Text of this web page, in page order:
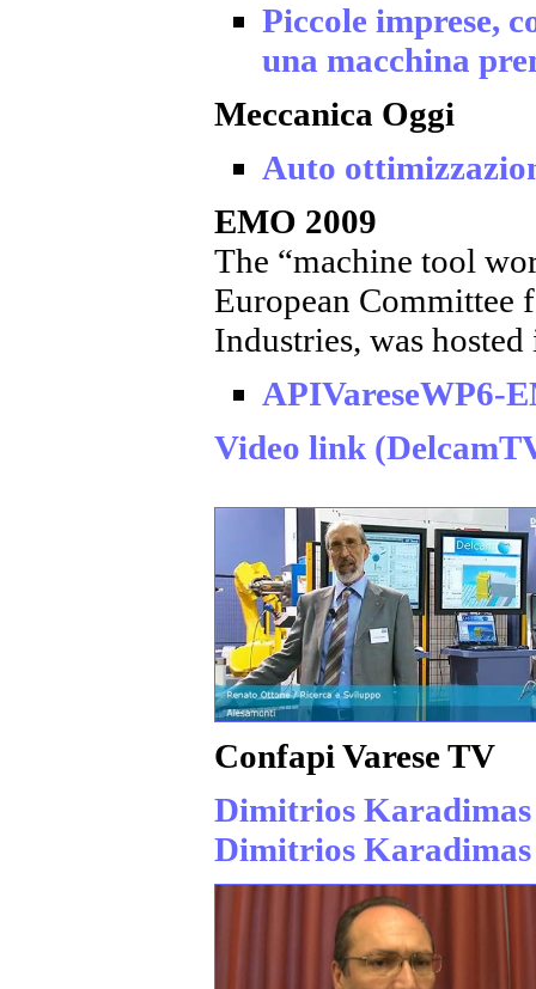
Piccole imprese,
una macchina
Meccanica Oggi
Auto
EMO 2009
The “machine tool
European Committee
Industries, was
APIVareseWP6-
Video link
Confapi Varese TV
Dimitrios Karadimas
Dimitrios